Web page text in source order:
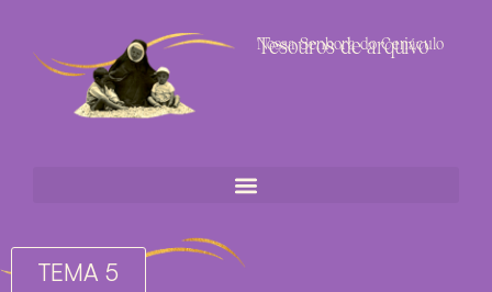
Tesouros de arquivo
Nossa Senhora do Cenáculo
TEMA 5